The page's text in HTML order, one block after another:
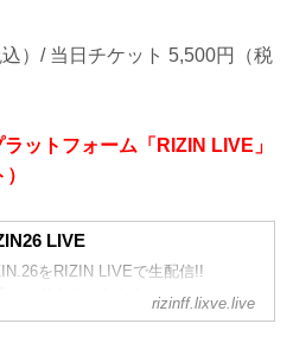
）/ 当日チケット 5,500円（税
ットフォーム「RIZIN LIVE」
LIVE
をRIZIN LIVEで生配信!!
rizinff.lixve.live